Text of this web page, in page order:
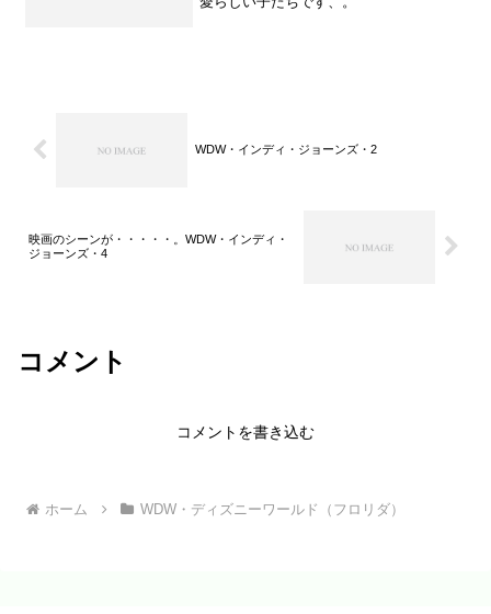
WDW・インディ・ジョーンズ・2
映画のシーンが・・・・・。WDW・インディ・
ジョーンズ・4
コメント
コメントを書き込む
ホーム WDW・ディズニーワールド（フロリダ）